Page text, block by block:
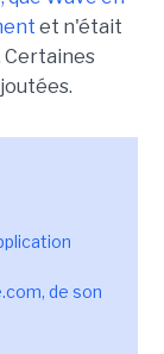
et n'était
Certaines
de son